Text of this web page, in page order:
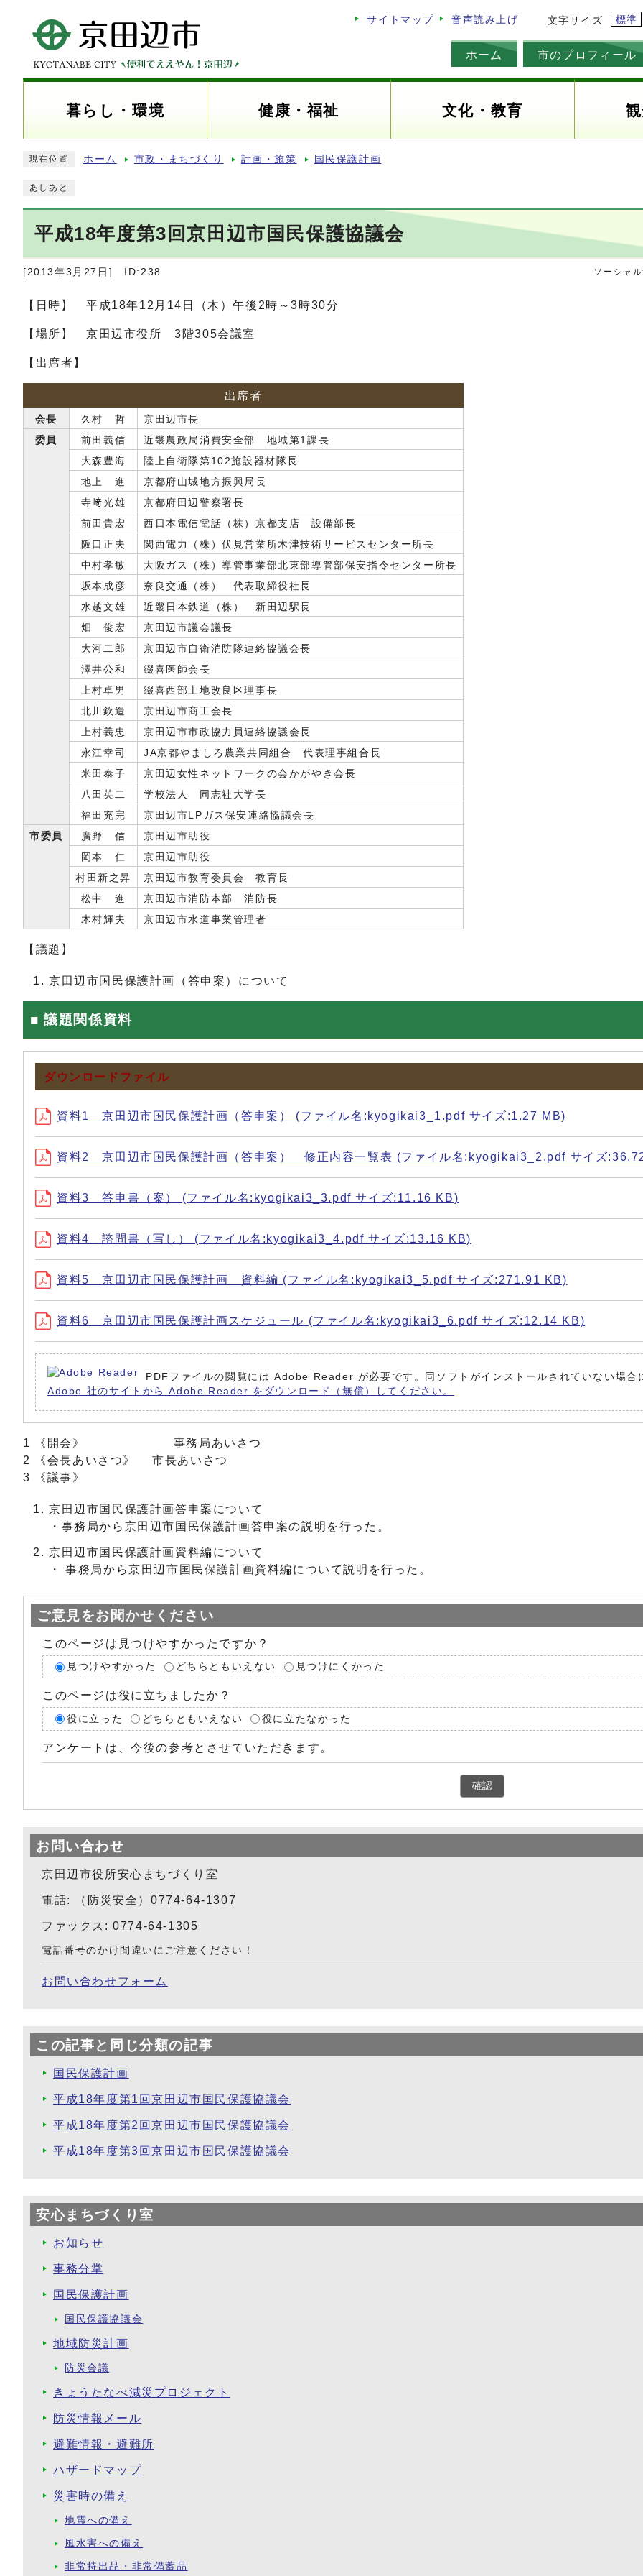
サイトマップ 音声読み上げ 文字サイズ 標準
ホーム 市のプロフィール
暮らし・環境 健康・福祉 文化・教育
現在位置 ホーム 市政・まちづくり 計画・施策 国民保護計画
あしあと
平成18年度第3回京田辺市国民保護協議会
[2013年3月27日] ID:238 ソーシャ
【日時】 平成18年12月14日（木）午後2時～3時30分
【場所】 京田辺市役所 3階305会議室
【出席者】
出席者
会長 久村 哲
京田辺市長
委員
前田義信
近畿農政局消費安全部 地域第1課長
大森豊海
陸上自衛隊第102施設器材隊長
地上 進
京都府山城地方振興局長
寺﨑光雄
京都府田辺警察署長
前田貴宏
西日本電信電話（株）京都支店 設備部長
阪口正夫
関西電力（株）伏見営業所木津技術サービスセンター所長
中村孝敏
大阪ガス（株）導管事業部北東部導管部保安指令センター所長
坂本成彦
奈良交通（株） 代表取締役社長
水越文雄
近畿日本鉄道（株） 新田辺駅長
畑 俊宏
京田辺市議会議長
大河二郎
京田辺市自衛消防隊連絡協議会長
澤井公和
綴喜医師会長
上村卓男
綴喜西部土地改良区理事長
北川欽造
京田辺市商工会長
上村義忠
京田辺市市政協力員連絡協議会長
永江幸司
JA京都やましろ農業共同組合 代表理事組合長
米田泰子
京田辺女性ネットワークの会かがやき会長
八田英二
学校法人 同志社大学長
福田充完
京田辺市LPガス保安連絡協議会長
市委員
廣野 信
京田辺市助役
岡本 仁
京田辺市助役
村田新之昇
京田辺市教育委員会 教育長
松中 進
京田辺市消防本部 消防長
木村輝夫
京田辺市水道事業管理者
【議題】
京田辺市国民保護計画（答申案）について
■ 議題関係資料
ダウンロードファイル
資料1 京田辺市国民保護計画（答申案） (ファイル名:kyogikai3_1.pdf サイズ:1.27 MB)
資料2 京田辺市国民保護計画（答申案） 修正内容一覧表 (ファイル名:kyogikai3_2.pdf サイズ
資料3 答申書（案） (ファイル名:kyogikai3_3.pdf サイズ:11.16 KB)
資料4 諮問書（写し） (ファイル名:kyogikai3_4.pdf サイズ:13.16 KB)
資料5 京田辺市国民保護計画 資料編 (ファイル名:kyogikai3_5.pdf サイズ:271.91 KB)
資料6 京田辺市国民保護計画スケジュール (ファイル名:kyogikai3_6.pdf サイズ:12.14 KB)
PDFファイルの閲覧には Adobe Reader が必要です。同ソフトがインストールされていない場合
Adobe 社のサイトから Adobe Reader をダウンロード（無償）してください。
1 《開会》 事務局あいさつ
2 《会長あいさつ》 市長あいさつ
3 《議事》
京田辺市国民保護計画答申案について
・事務局から京田辺市国民保護計画答申案の説明を行った。
京田辺市国民保護計画資料編について
・ 事務局から京田辺市国民保護計画資料編について説明を行った。
ご意見をお聞かせください
このページは見つけやすかったですか？
見つけやすかった どちらともいえない 見つけにくかった
このページは役に立ちましたか？
役に立った どちらともいえない 役に立たなかった
アンケートは、今後の参考とさせていただきます。
確認
お問い合わせ
京田辺市役所安心まちづくり室
電話: （防災安全）0774-64-1307
ファックス: 0774-64-1305
電話番号のかけ間違いにご注意ください！
お問い合わせフォーム
この記事と同じ分類の記事
国民保護計画
平成18年度第1回京田辺市国民保護協議会
平成18年度第2回京田辺市国民保護協議会
平成18年度第3回京田辺市国民保護協議会
安心まちづくり室
お知らせ
事務分掌
国民保護計画
国民保護協議会
地域防災計画
防災会議
きょうたなべ減災プロジェクト
防災情報メール
避難情報・避難所
ハザードマップ
災害時の備え
地震への備え
風水害への備え
非常持出品・非常備蓄品